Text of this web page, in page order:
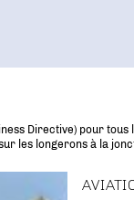
Directive) pour
les longerons à la